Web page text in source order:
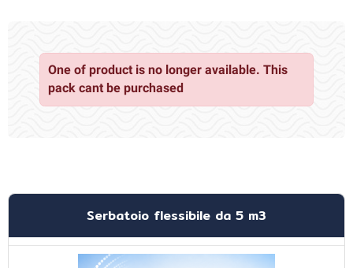
One of product is no longer available. This
pack cant be purchased
Serbatoio flessibile da 5 m3